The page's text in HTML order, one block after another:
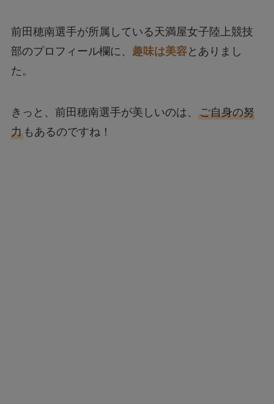
前田穂南選手が所属している天満屋女子陸上競技
部のプロフィール欄に、 趣味は美容とありまし
た。
きっと、前田穂南選手が美しいのは、 ご自身の努
力もあるのですね！